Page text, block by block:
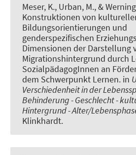
Meser, K., Urban, M., &
Konstruktionen von
Bildungsorientierungen und
genderspezifischen
Dimensionen der Darstellung
Migrationshintergrund durch
SozialpädagogInnen an
dem Schwerpunkt Lernen. in
Verschiedenheit in der
Behinderung - Geschlecht -
Hintergrund - Alter/
Klinkhardt.